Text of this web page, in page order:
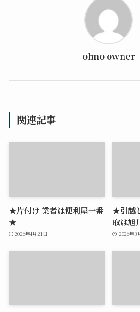
ohno owner
関連記事
★片付け 業者は便利屋一番
★
2026年4月21日
★引越
取は旭
2026年3